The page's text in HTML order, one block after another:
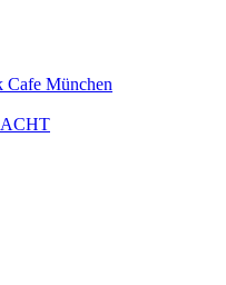
Cafe München
ACHT